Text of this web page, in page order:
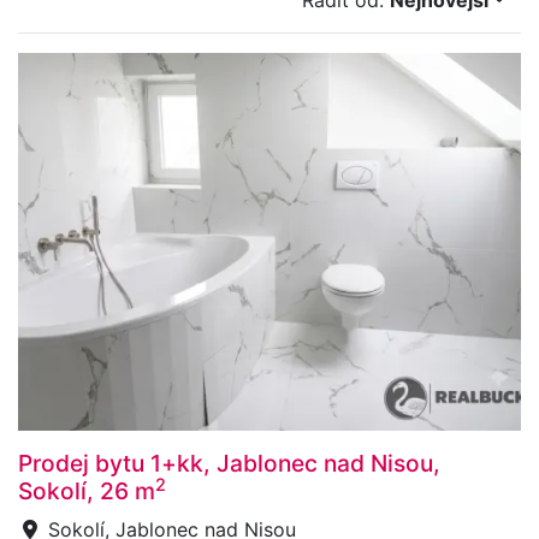
Prodej bytu 1+kk, Jablonec nad Nisou,
Sokolí, 26 m2
Sokolí, Jablonec nad Nisou